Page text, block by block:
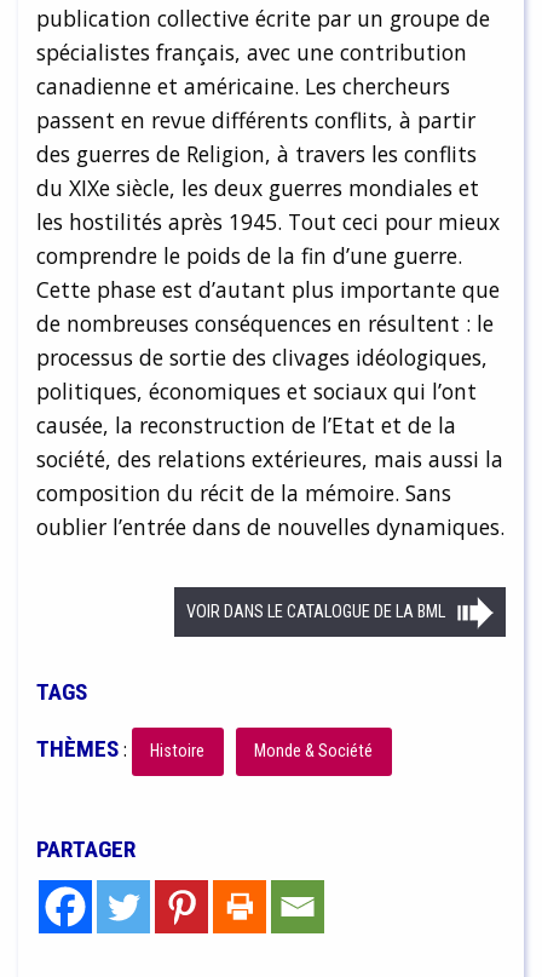
publication collective écrite par un groupe de
spécialistes français, avec une contribution
canadienne et américaine. Les chercheurs
passent en revue différents conflits, à partir
des guerres de Religion, à travers les conflits
du XIXe siècle, les deux guerres mondiales et
les hostilités après 1945. Tout ceci pour mieux
comprendre le poids de la fin d’une guerre.
Cette phase est d’autant plus importante que
de nombreuses conséquences en résultent : le
processus de sortie des clivages idéologiques,
politiques, économiques et sociaux qui l’ont
causée, la reconstruction de l’Etat et de la
société, des relations extérieures, mais aussi la
composition du récit de la mémoire. Sans
oublier l’entrée dans de nouvelles dynamiques.
VOIR DANS LE CATALOGUE DE LA BML
TAGS
THÈMES: Histoire Monde & Société
PARTAGER